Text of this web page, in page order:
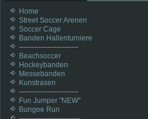
Home
Street Soccer Arenen
Soccer Cage
Banden Hallenturniere
-------------------------
Beachsoccer
Hockeybanden
Messebanden
Kunstrasen
-------------------------
Fun Jumper "NEW"
Bungee Run